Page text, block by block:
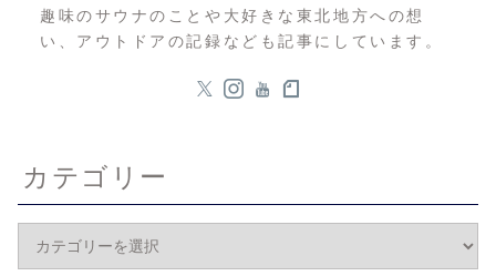
趣味のサウナのことや大好きな東北地方への想
い、アウトドアの記録なども記事にしています。
カテゴリー